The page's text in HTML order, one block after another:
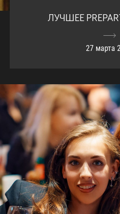
ЛУЧШЕЕ
27 марта